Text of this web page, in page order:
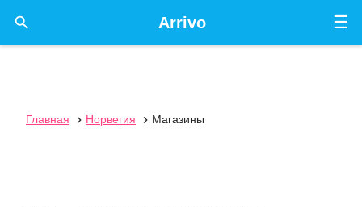
☰
Arrivo

Главная  Норвегия  Магазины